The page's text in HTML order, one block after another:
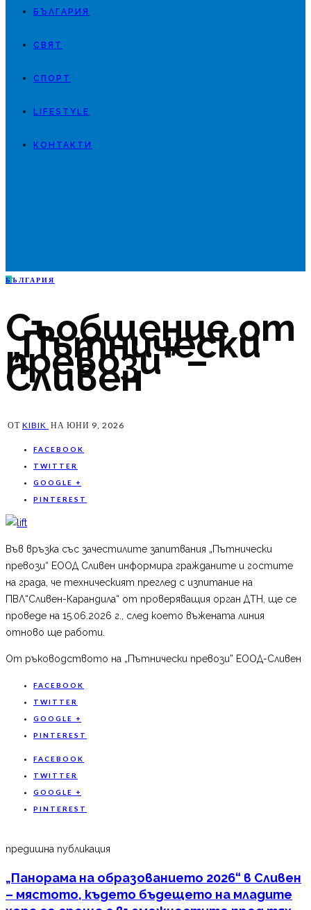
БЪЛГАРИЯ
СВЯТ
СПОРТ
LIFESTYLE
КОНТАКТИ
Б ЪЛГАРИЯ
Съобщение от
„Пътнически
превози” –
Сливен
ОТ KIBIK НА ЮНИ 9, 2026
FACEBOOK
TWITTER
GOOGLE +
PINTEREST
Във връзка със зачестилите запитвания „Пътнически
превози“ ЕООД Сливен информира гражданите и гостите
на града, че техническият преглед с изпитание на
ПВЛ“Сливен-Карандила“ от проверяващия орган ДТН, ще се
проведе на 15.06.2026 г., след което въжената линия
отново ще работи.
От ръководството на „Пътнически превози” ЕООД-Сливен
FACEBOOK
TWITTER
GOOGLE +
PINTEREST
FACEBOOK
TWITTER
GOOGLE +
PINTEREST
предишна публикация
„Панорама на образованието 2026“ в Сливен
– мястото, където бъдещето на младите